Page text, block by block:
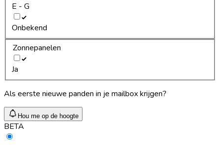
E - G
Onbekend
Zonnepanelen
Ja
Als eerste nieuwe panden in je mailbox krijgen?
Hou me op de hoogte
BETA